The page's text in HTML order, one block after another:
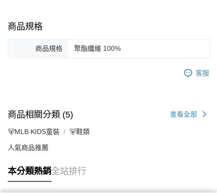
商品規格
商品規格 聚酯纖維 100%
客服
商品相關分類 (5) 查看全部
🐻MLB KIDS童裝 🐻鞋類
人氣商品推薦
本分類熱銷全站排行